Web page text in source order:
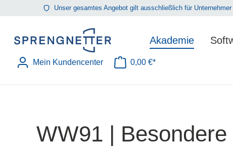
Zur Hauptnavigation springen
Unser gesamtes Angebot gilt ausschließlich für
Akademie
Mein Kundencenter
0,00 €*
Warenkorb enthält 0
WW91 |